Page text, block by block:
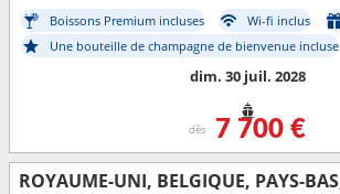
Boissons Premium incluses Wi-fi inclus
Une bouteille de champagne de bienvenue incluse
dim. 30 juil. 2028
dès 7 700 €